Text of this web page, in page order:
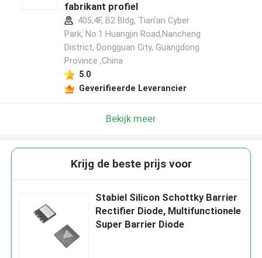
fabrikant profiel
405,4F, B2 Bldg, Tian'an Cyber
Park, No.1 Huangjin Road,Nancheng
District, Dongguan City, Guangdong
Province ,China
5.0
Geverifieerde Leverancier
Bekijk meer
Krijg de beste prijs voor
Stabiel Silicon Schottky Barrier
Rectifier Diode, Multifunctionele
Super Barrier Diode